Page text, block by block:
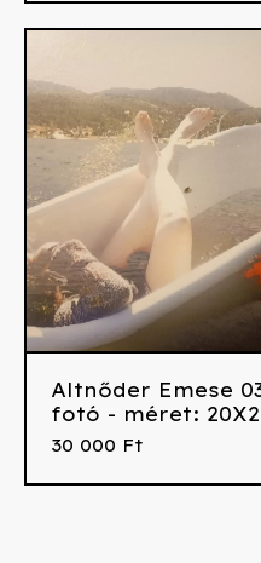
Altnőder Emese
fotó - méret:
30 000 Ft